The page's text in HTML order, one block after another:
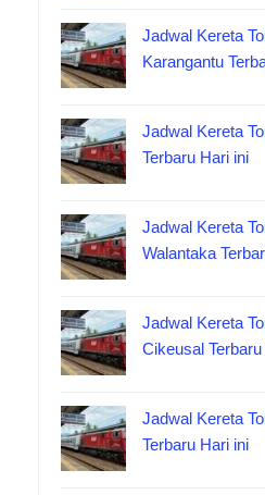
Jadwal Kereta
Karangantu
Jadwal Kereta
Terbaru Hari ini
Jadwal Kereta
Walantaka
Jadwal Kereta
Cikeusal
Jadwal Kereta
Terbaru Hari ini